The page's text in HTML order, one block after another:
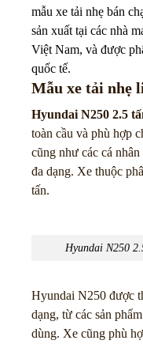
mẫu xe tải nhẹ bán
sản xuất tại các nhà
Việt Nam, và được
quốc tế.
Mẫu xe tải nhẹ
Hyundai N250 2.5
toàn cầu và phù hợp
cũng như các cá
đa dạng. Xe thuộc
tấn.
Hyundai N250
Hyundai N250 được
dạng, từ các sản
dùng. Xe cũng phù